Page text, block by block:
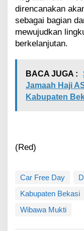
direncanakan
sebagai bagian
mewujudkan
berkelanjutan.
BACA JUGA :
Jamaah Haji
Kabupaten
(Red)
Car Free Day
Kabupaten Bekasi
Wibawa Mukti